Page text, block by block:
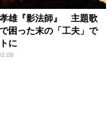
雄『影法師』 主題歌
困った末の「工夫」で
に